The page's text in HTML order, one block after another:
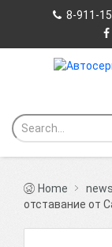
8-911-
Home news
отставание от